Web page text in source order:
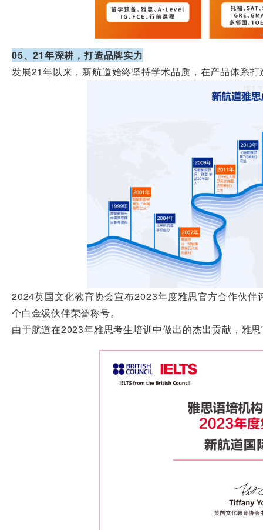
05、21年深耕，打造品牌实力
发展21年以来，新航道始终坚持学术品质，在产品体系
2024英国文化教育协会宣布2023年度雅思官方合作伙伴
个白金级伙伴荣誉称号。
由于航道在2023年雅思考生培训中做出的杰出贡献，雅